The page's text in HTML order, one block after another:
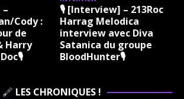
– 213Rock
&
– Sylvie
2026
Classic
🎙 [Interview] – 213Rock
Harrag Melodica Live
interview avec Hannes
Braun du groupe Kissin
Dynamite 🎙
LES CHRONIQUES !